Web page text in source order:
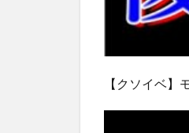
【クソイベ】